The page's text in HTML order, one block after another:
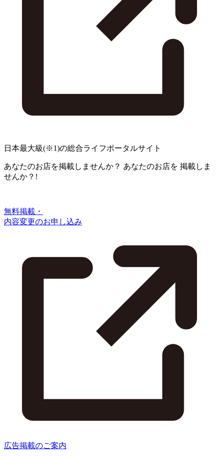
日本最大級(※1)の総合ライフポータルサイト
あなたのお店を掲載しませんか？ あなたのお店を 掲載しま
せんか？!
無料掲載・
内容変更のお申し込み
広告掲載のご案内